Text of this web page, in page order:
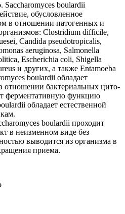
Saccharomyces boulardii
обусловленное
в отношении патогенных и
Clostridium difficile,
Candida pseudotropicalis,
aeruginosa, Salmonella
Escherichia coli, Shigella
и других, а также Entamoeba
boulardii обладает
отношении бактериальных цито-
ферментативную функцию
обладает естественной
boulardii проходит
в неизменном виде без
выводится из организма в
приема.